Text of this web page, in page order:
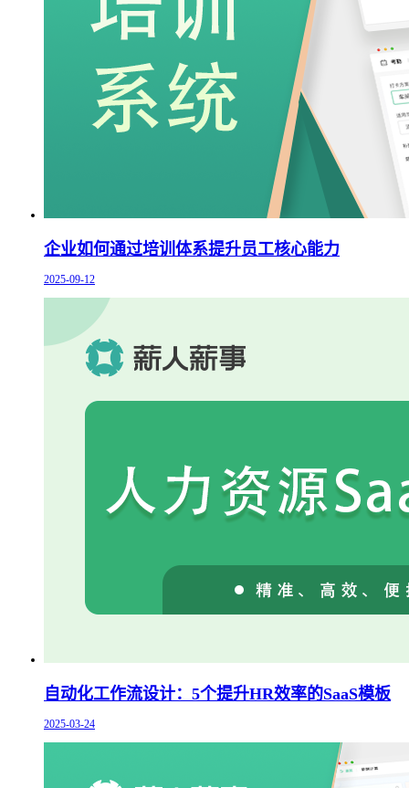
企业如何通过培训体系提升员工核心能力
2025-09-12
自动化工作流设计：5个提升HR效率的SaaS模板
2025-03-24